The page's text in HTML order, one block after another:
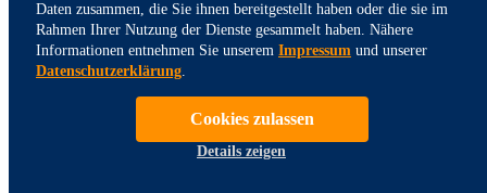
Daten zusammen, die Sie ihnen bereitgestellt haben oder die sie im
Rahmen Ihrer Nutzung der Dienste gesammelt haben. Nähere
Informationen entnehmen Sie unserem Impressum und unserer
Datenschutzerklärung.
Cookies zulassen
Details zeigen
Die Anlageberatung und die Anlagevermittlung gem. § 2 Abs. 2
Nr. 3 und 4 Wertpapierinstitutsgesetz (WpIG) erbringen wir als
vertraglich gebundener Vermittler gem. § 3 Abs. 2 WpIG
ausschließlich für Rechnung und unter der Haftung der NFS
Wertpapierinstitut und verfügt über die entsprechenden